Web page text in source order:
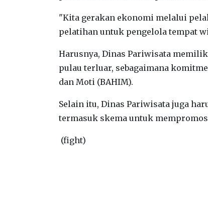
"Kita gerakan ekonomi melalui
pelatihan untuk pengelola tempat
Harusnya, Dinas Pariwisata
pulau terluar, sebagaimana
dan Moti (BAHIM).
Selain itu, Dinas Pariwisata juga
termasuk skema untuk
(fight)